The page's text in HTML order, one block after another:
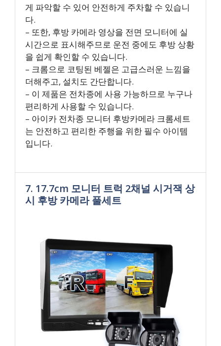
게 파악할 수 있어 안전하게 주차할 수 있습니
다.
– 또한, 후방 카메라 영상을 전면 모니터에 실
시간으로 표시해주므로 운전 중에도 후방 상황
을 쉽게 확인할 수 있습니다.
– 크롬으로 코팅된 베젤은 고급스러운 느낌을
더해주고, 설치도 간단합니다.
– 이 제품은 전차종에 사용 가능하므로 누구나
편리하게 사용할 수 있습니다.
– 아이카 전차종 모니터 후방카메라 크롬세트
는 안전하고 편리한 주행을 위한 필수 아이템
입니다.
7. 17.7cm 모니터 트럭 2채널 시거잭 상
시 후방 카메라 풀세트